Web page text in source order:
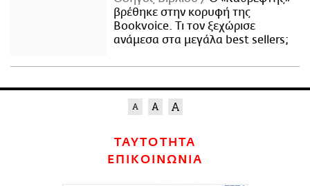
βρέθηκε στην κορυφή της
Bookvoice. Τι τον ξεχώρισε
ανάμεσα στα μεγάλα best sellers;
ΤΑΥΤΟΤΗΤΑ
ΕΠΙΚΟΙΝΩΝΙΑ